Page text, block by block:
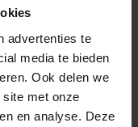
advertenties te
media te bieden
Ook delen we
met onze
en analyse. Deze
100 x 245 cm)